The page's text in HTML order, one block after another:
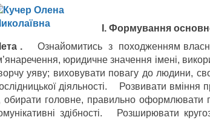
І. Формування
.
Ознайомитись з походженням
юридичне значення імені,
уяву; виховувати повагу до людини,
діяльності. Розвивати вміння
обирати головне, правильно
здібності. Розширювати